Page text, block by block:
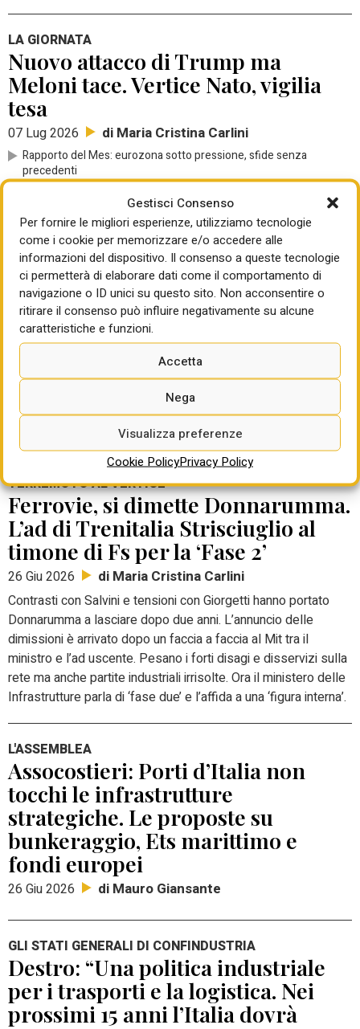
Gestisci Consenso
Per fornire le migliori esperienze, utilizziamo tecnologie
come i cookie per memorizzare e/o accedere alle
informazioni del dispositivo. Il consenso a queste tecnologie
ci permetterà di elaborare dati come il comportamento di
navigazione o ID unici su questo sito. Non acconsentire o
ritirare il consenso può influire negativamente su alcune
caratteristiche e funzioni.
Accetta
Nega
Visualizza preferenze
Cookie PolicyPrivacy Policy
LA GIORNATA
Nuovo attacco di Trump ma
Meloni tace. Vertice Nato, vigilia
tesa
07 Lug 2026 di Maria Cristina Carlini
Rapporto del Mes: eurozona sotto pressione, sfide senza
precedenti
Pnrr, Mit: raggiunto e superato target per le infrastrutture idriche
Eni Storage Systems avvia il cantiere della fabbrica per la
produzione di batterie stazionarie a Brindisi
VERSO LA PRIVATIZZAZIONE
Gesap ed Enac firmano il contratto
di programma, investimenti per
68 mln nell’aeroporto di Palermo.
Battisti: stabilità necessaria per
crescere e competere
02 Lug 2026 di Maria Cristina Carlini
TERREMOTO AL VERTICE
Ferrovie, si dimette Donnarumma.
L’ad di Trenitalia Strisciuglio al
timone di Fs per la ‘Fase 2’
26 Giu 2026 di Maria Cristina Carlini
Contrasti con Salvini e tensioni con Giorgetti hanno portato
Donnarumma a lasciare dopo due anni. L’annuncio delle
dimissioni è arrivato dopo un faccia a faccia al Mit tra il
ministro e l’ad uscente. Pesano i forti disagi e disservizi sulla
rete ma anche partite industriali irrisolte. Ora il ministero delle
Infrastrutture parla di ‘fase due’ e l’affida a una ‘figura interna’.
L'ASSEMBLEA
Assocostieri: Porti d’Italia non
tocchi le infrastrutture
strategiche. Le proposte su
bunkeraggio, Ets marittimo e
fondi europei
26 Giu 2026 di Mauro Giansante
GLI STATI GENERALI DI CONFINDUSTRIA
Destro: “Una politica industriale
per i trasporti e la logistica. Nei
prossimi 15 anni l’Italia dovrà